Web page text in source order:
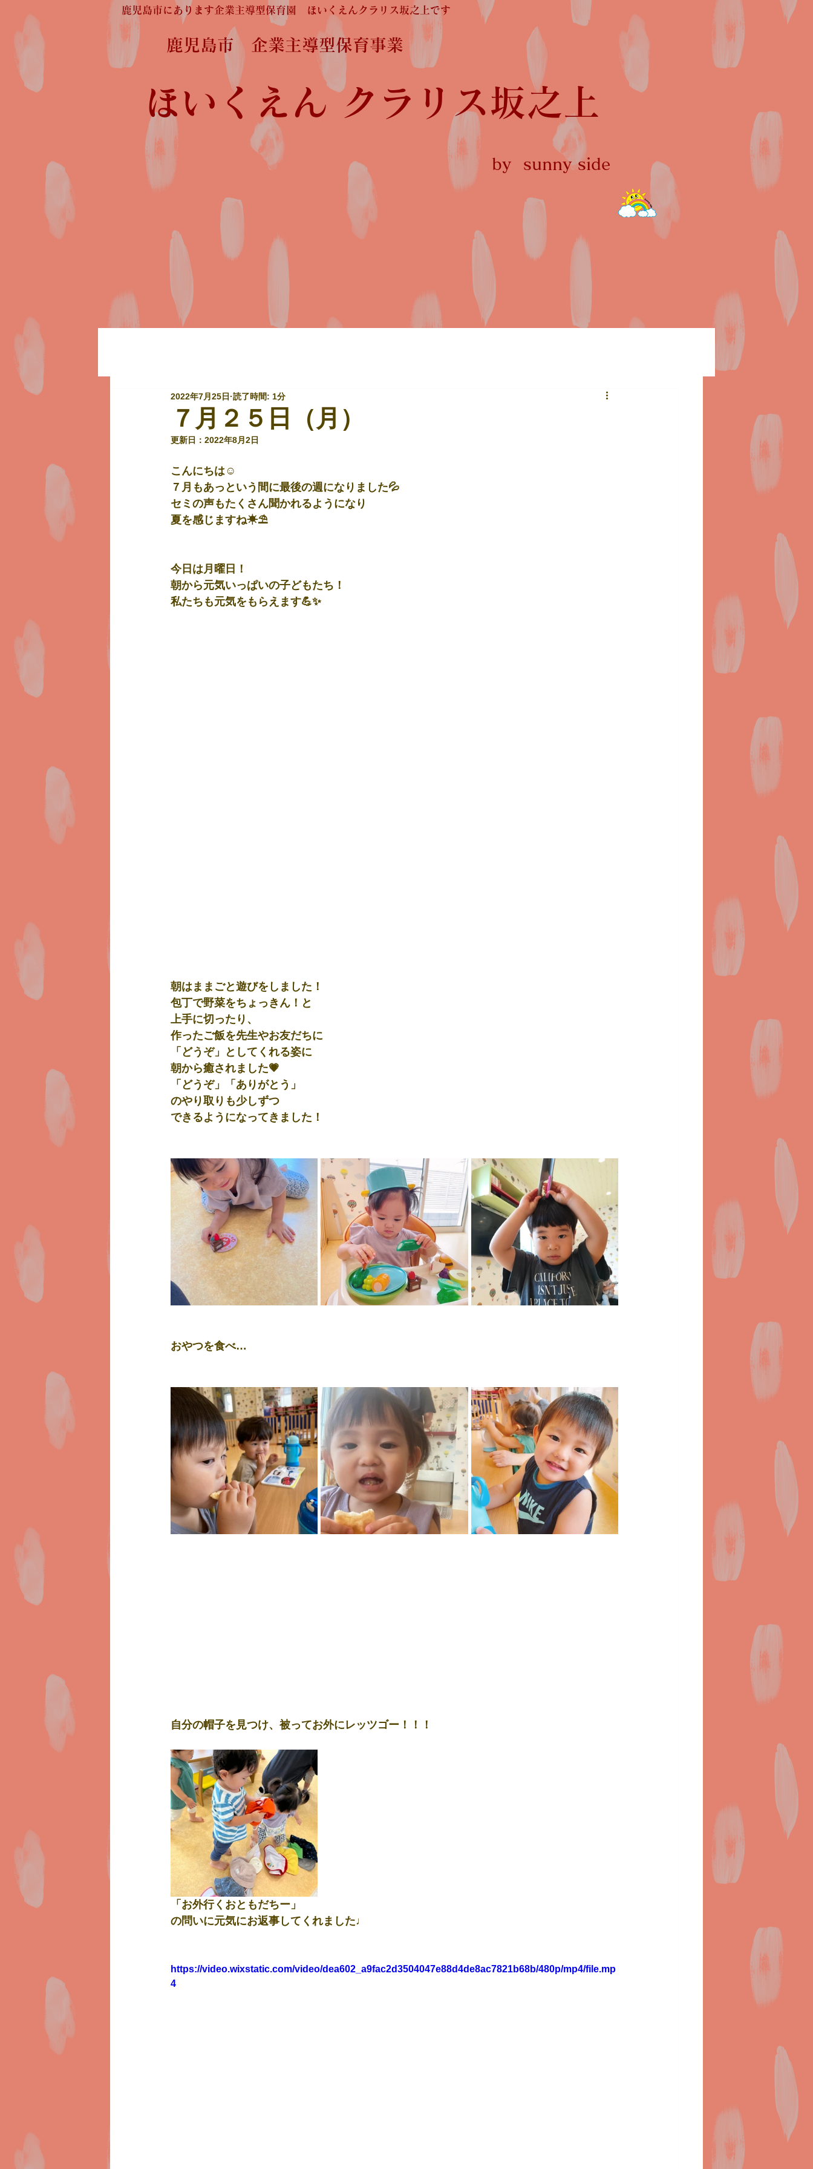
鹿児島市にあります企業主導型保育園 ほいくえんクラリス坂之上です
鹿児島市 企業主導型保育事業
ほいくえん クラリス坂之上
by sunny side
７月２５日（月）
2022年7月25日 読了時間: 1分
更新日： 2022年8月2日
こんにちは☺
７月もあっという間に最後の週になりました💦
セミの声もたくさん聞かれるようになり
夏を感じますね☀⛱
今日は月曜日！
朝から元気いっぱいの子どもたち！
私たちも元気をもらえます💪✨
朝はままごと遊びをしました！
包丁で野菜をちょっきん！と
上手に切ったり、
作ったご飯を先生やお友だちに
「どうぞ」としてくれる姿に
朝から癒されました💗
「どうぞ」「ありがとう」
のやり取りも少しずつ
できるようになってきました！
おやつを食べ…
自分の帽子を見つけ、被ってお外にレッツゴー！！！
「お外行くおともだちー」
の問いに元気にお返事してくれました♩
https://video.wixstatic.com/video/dea602_a9fac2d3504047e88d4de8ac7821b68b/480p/mp4/file.mp
4